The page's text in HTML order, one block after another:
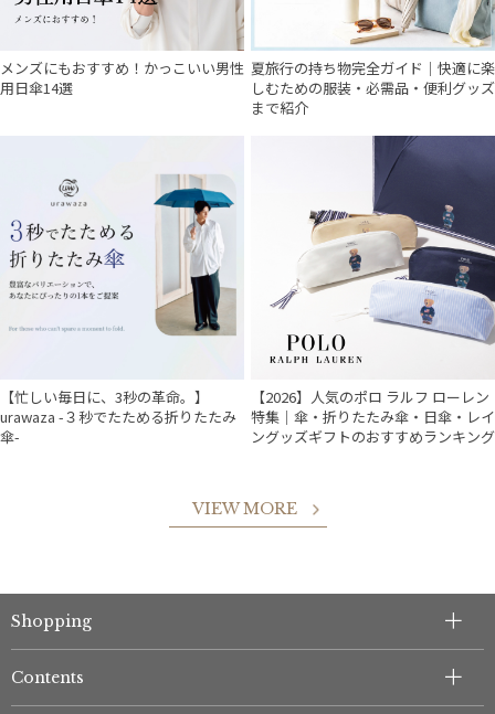
件
メンズにもおすすめ！かっこいい男性
用日傘14選
夏旅行の持ち物完全ガイド｜快適に楽
しむための服装・必需品・便利グッズ
まで紹介
【忙しい毎日に、3秒の革命。】
urawaza -３秒でたためる折りたたみ
傘-
【2026】人気のポロ ラルフ ローレン
特集｜傘・折りたたみ傘・日傘・レイ
ングッズギフトのおすすめランキング
VIEW MORE
Shopping
Contents